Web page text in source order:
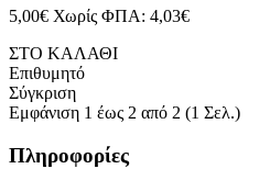
5,00€ Χωρίς ΦΠΑ: 4,03€
ΣΤΟ ΚΑΛΑΘΙ
Επιθυμητό
Σύγκριση
Εμφάνιση 1 έως 2 από 2 (1 Σελ.)
Πληροφορίες